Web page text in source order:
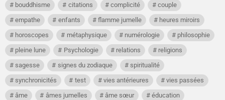
bouddhisme
citations complicité
couple
empathe
enfants flamme jumelle
heures miroirs
horoscopes
métaphysique numérologie
philosophie
pleine lune
Psychologie relations
religions
sagesse
signes du zodiaque
spiritualité
synchronicités
test vies antérieures
vies passées
âme
âmes jumelles âme sœur éducation